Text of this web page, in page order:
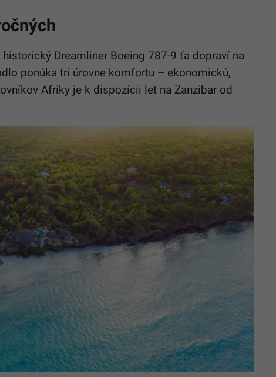
historický Dreamliner Boeing 787-9 ťa dopraví na
ponúka tri úrovne komfortu – ekonomickú,
Afriky je k dispozícii let na Zanzibar od